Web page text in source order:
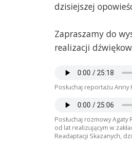
dzisiejszej
Zapraszamy do
realizacji
Posłuchaj reportażu Anny
Posłuchaj rozmowy Agaty
od lat realizującym w
Readaptacji Skazanych,